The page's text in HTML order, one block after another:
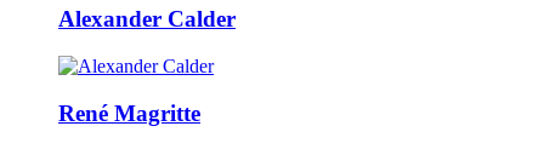
Alexander Calder
René Magritte